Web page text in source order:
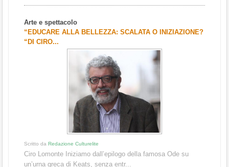
Arte e spettacolo
“EDUCARE ALLA BELLEZZA: SCALATA O INIZIAZIONE?
“DI CIRO...
Scritto da Redazione Culturelite
Ciro Lomonte Iniziamo dall’epilogo della famosa Ode su
un’urna greca di Keats, senza entr...